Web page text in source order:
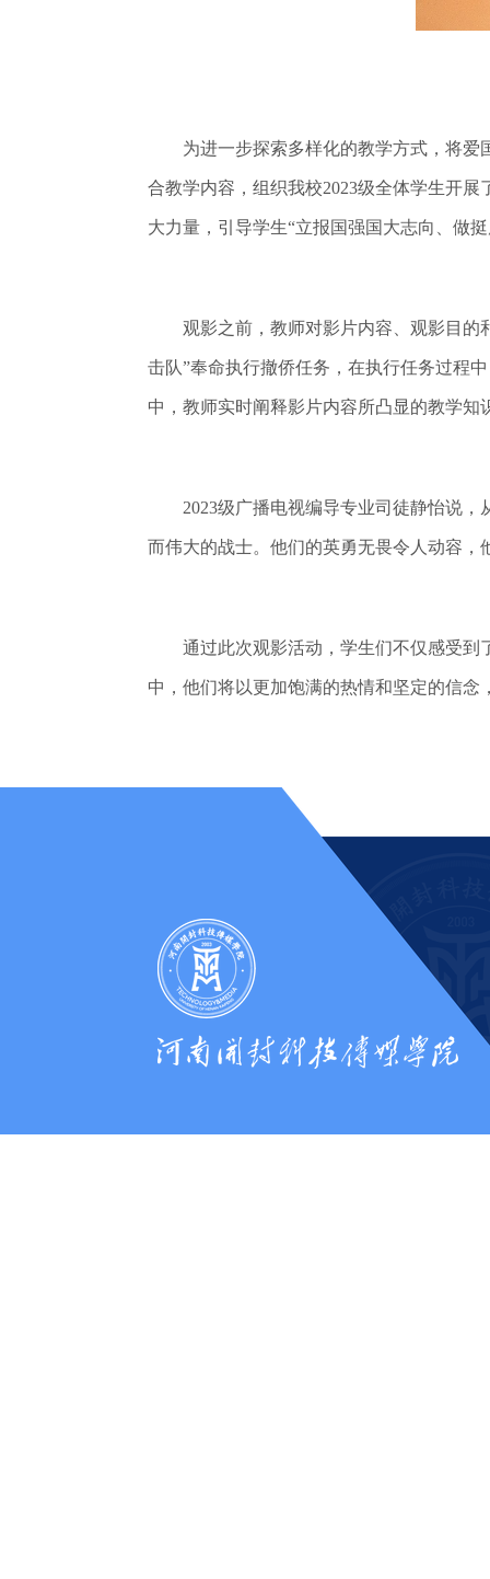
为进一步探索多样化的教学方式，将爱国
合教学内容，组织我校2023级全体学生开
大力量，引导学生“立报国强国大志向、做
观影之前，教师对影片内容、观影目的和
击队”奉命执行撤侨任务，在执行任务过程
中，教师实时阐释影片内容所凸显的教学
2023级广播电视编导专业司徒静怡说，
而伟大的战士。他们的英勇无畏令人动容，
通过此次观影活动，学生们不仅感受到了
中，他们将以更加饱满的热情和坚定的信念